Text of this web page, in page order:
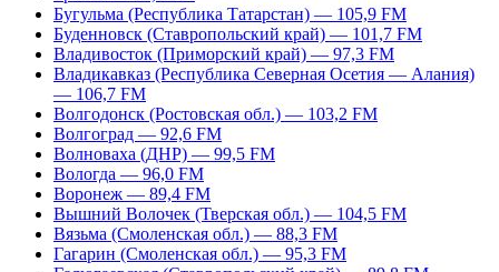
Бугульма (Республика Татарстан) — 105,9 FM
Буденновск (Ставропольский край) — 101,7 FM
Владивосток (Приморский край) — 97,3 FM
Владикавказ (Республика Северная Осетия — Алания)
— 106,7 FM
Волгодонск (Ростовская обл.) — 103,2 FM
Волгоград — 92,6 FM
Волноваха (ДНР) — 99,5 FM
Вологда — 96,0 FM
Воронеж — 89,4 FM
Вышний Волочек (Тверская обл.) — 104,5 FM
Вязьма (Смоленская обл.) — 88,3 FM
Гагарин (Смоленская обл.) — 95,3 FM